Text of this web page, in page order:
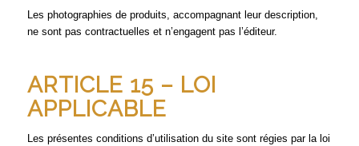
Les photographies de produits, accompagnant leur description,
ne sont pas contractuelles et n’engagent pas l’éditeur.
ARTICLE 15 – LOI
APPLICABLE
Les présentes conditions d’utilisation du site sont régies par la loi